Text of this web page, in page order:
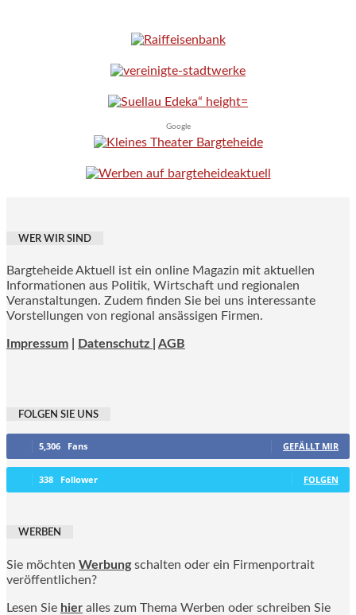
Google
WER WIR SIND
Bargteheide Aktuell ist ein online Magazin mit aktuellen
Informationen aus Politik, Wirtschaft und regionalen
Veranstaltungen. Zudem finden Sie bei uns interessante
Vorstellungen von regional ansässigen Firmen.
Impressum Datenschutz | AGB
FOLGEN SIE UNS
5,306 Fans GEFÄLLT MIR
338 Follower FOLGEN
WERBEN
Sie möchten Werbung schalten oder ein Firmenportrait
veröffentlichen?
Lesen Sie hier alles zum Thema Werben oder schreiben Sie